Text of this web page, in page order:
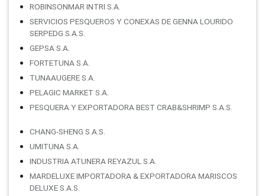
ROBINSONMAR INTRI S.A.
SERVICIOS PESQUEROS Y CONEXAS DE GENNA LOURIDO
SERPEDG S.A.S.
GEPSA S.A.
FORTETUNA S.A.
TUNAAUGERE S.A.
PELAGIC MARKET S.A.
PESQUERA Y EXPORTADORA BEST CRAB&SHRIMP S.A.S.
CHANG-SHENG S.A.S.
UMITUNA S.A.
INDUSTRIA ATUNERA REYAZUL S.A.
MARDELUXE IMPORTADORA & EXPORTADORA MARISCOS
DELUXE S.A.S.